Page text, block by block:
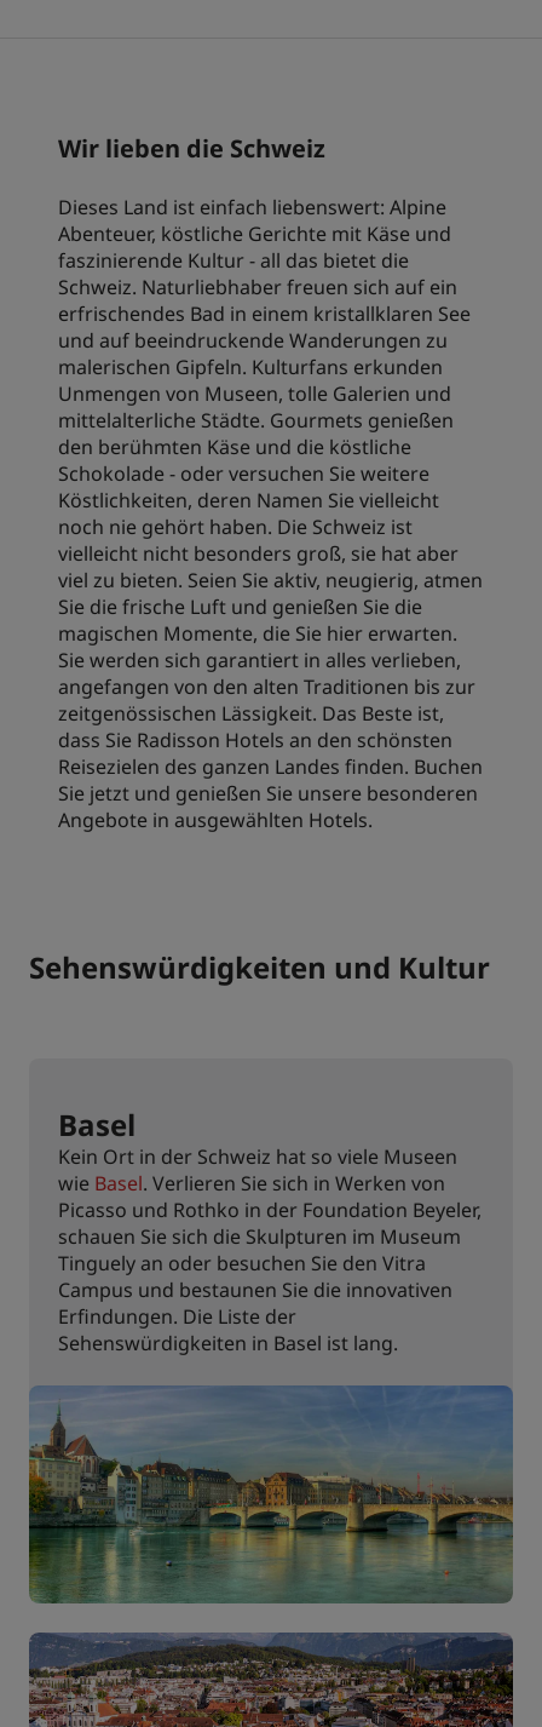
Prize by Radisson Country Inn & Suites
Verbundene Marken in China
Jin Jiang
Kunlun Golden Tulip
Besuchen Sie unseren Blog
Wir lieben die Schweiz
Dieses Land ist einfach liebenswert: Alpine
Abenteuer, köstliche Gerichte mit Käse und
faszinierende Kultur - all das bietet die
Schweiz. Naturliebhaber freuen sich auf ein
erfrischendes Bad in einem kristallklaren See
und auf beeindruckende Wanderungen zu
malerischen Gipfeln. Kulturfans erkunden
Unmengen von Museen, tolle Galerien und
mittelalterliche Städte. Gourmets genießen
den berühmten Käse und die köstliche
Schokolade - oder versuchen Sie weitere
Köstlichkeiten, deren Namen Sie vielleicht
noch nie gehört haben. Die Schweiz ist
vielleicht nicht besonders groß, sie hat aber
viel zu bieten. Seien Sie aktiv, neugierig, atmen
Sie die frische Luft und genießen Sie die
magischen Momente, die Sie hier erwarten.
Sie werden sich garantiert in alles verlieben,
angefangen von den alten Traditionen bis zur
zeitgenössischen Lässigkeit. Das Beste ist,
dass Sie Radisson Hotels an den schönsten
Reisezielen des ganzen Landes finden. Buchen
Sie jetzt und genießen Sie unsere besonderen
Angebote in ausgewählten Hotels.
Sehenswürdigkeiten und Kultur
Basel
Kein Ort in der Schweiz hat so viele Museen
wie Basel. Verlieren Sie sich in Werken von
Picasso und Rothko in der Foundation Beyeler,
schauen Sie sich die Skulpturen im Museum
Tinguely an oder besuchen Sie den Vitra
Campus und bestaunen Sie die innovativen
Erfindungen. Die Liste der
Sehenswürdigkeiten in Basel ist lang.